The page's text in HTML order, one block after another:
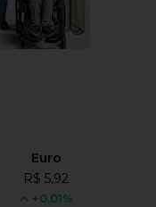
Euro
R$ 5,92
+0,01%